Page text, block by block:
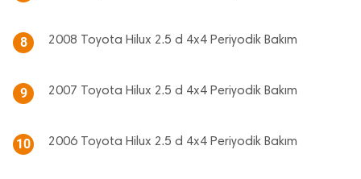
8 2008 Toyota Hilux 2.5 d 4x4 Periyodik Bakım
9 2007 Toyota Hilux 2.5 d 4x4 Periyodik Bakım
10 2006 Toyota Hilux 2.5 d 4x4 Periyodik Bakım